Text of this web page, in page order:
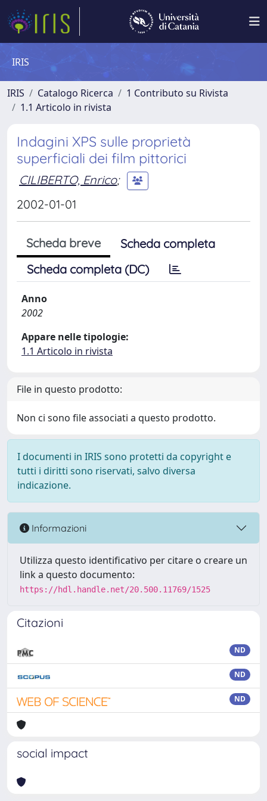
IRIS
IRIS Catalogo Ricerca
1 Contributo su Rivista
1.1 Articolo in rivista
Indagini XPS sulle proprietà
superficiali dei film pittorici
CILIBERTO, Enrico;
2002-01-01
Scheda breve
Scheda completa
Scheda completa (DC)
Anno
2002
Appare nelle tipologie:
1.1 Articolo in rivista
File in questo prodotto:
Non ci sono file associati a questo prodotto.
I documenti in IRIS sono protetti da copyright e
tutti i diritti sono riservati, salvo diversa
indicazione.
Informazioni
Utilizza questo identificativo per citare o creare un
link a questo documento:
https://hdl.handle.net/20.500.11769/1525
Citazioni
ND
ND
ND
social impact